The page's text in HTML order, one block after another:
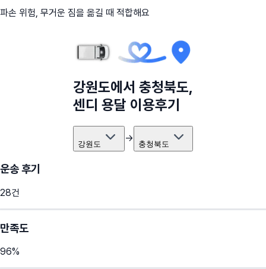
파손 위험, 무거운 짐을 옮길 때 적합해요
강원도에서 충청북도,
센디 용달 이용후기
강원도 → 충청북도
운송 후기
28건
만족도
96%